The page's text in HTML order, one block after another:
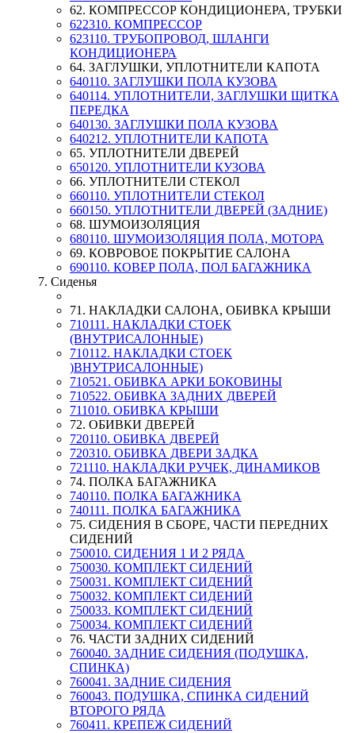
62. КОМПРЕССОР КОНДИЦИОНЕРА, ТРУБКИ
622310. КОМПРЕССОР
623110. ТРУБОПРОВОД, ШЛАНГИ
КОНДИЦИОНЕРА
64. ЗАГЛУШКИ, УПЛОТНИТЕЛИ КАПОТА
640110. ЗАГЛУШКИ ПОЛА КУЗОВА
640114. УПЛОТНИТЕЛИ, ЗАГЛУШКИ ЩИТКА
ПЕРЕДКА
640130. ЗАГЛУШКИ ПОЛА КУЗОВА
640212. УПЛОТНИТЕЛИ КАПОТА
65. УПЛОТНИТЕЛИ ДВЕРЕЙ
650120. УПЛОТНИТЕЛИ КУЗОВА
66. УПЛОТНИТЕЛИ СТЕКОЛ
660110. УПЛОТНИТЕЛИ СТЕКОЛ
660150. УПЛОТНИТЕЛИ ДВЕРЕЙ (ЗАДНИЕ)
68. ШУМОИЗОЛЯЦИЯ
680110. ШУМОИЗОЛЯЦИЯ ПОЛА, МОТОРА
69. КОВРОВОЕ ПОКРЫТИЕ САЛОНА
690110. КОВЕР ПОЛА, ПОЛ БАГАЖНИКА
7. Сиденья
71. НАКЛАДКИ САЛОНА, ОБИВКА КРЫШИ
710111. НАКЛАДКИ СТОЕК
(ВНУТРИСАЛОННЫЕ)
710112. НАКЛАДКИ СТОЕК
)ВНУТРИСАЛОННЫЕ)
710521. ОБИВКА АРКИ БОКОВИНЫ
710522. ОБИВКА ЗАДНИХ ДВЕРЕЙ
711010. ОБИВКА КРЫШИ
72. ОБИВКИ ДВЕРЕЙ
720110. ОБИВКА ДВЕРЕЙ
720310. ОБИВКА ДВЕРИ ЗАДКА
721110. НАКЛАДКИ РУЧЕК, ДИНАМИКОВ
74. ПОЛКА БАГАЖНИКА
740110. ПОЛКА БАГАЖНИКА
740111. ПОЛКА БАГАЖНИКА
75. СИДЕНИЯ В СБОРЕ, ЧАСТИ ПЕРЕДНИХ
СИДЕНИЙ
750010. СИДЕНИЯ 1 И 2 РЯДА
750030. КОМПЛЕКТ СИДЕНИЙ
750031. КОМПЛЕКТ СИДЕНИЙ
750032. КОМПЛЕКТ СИДЕНИЙ
750033. КОМПЛЕКТ СИДЕНИЙ
750034. КОМПЛЕКТ СИДЕНИЙ
76. ЧАСТИ ЗАДНИХ СИДЕНИЙ
760040. ЗАДНИЕ СИДЕНИЯ (ПОДУШКА,
СПИНКА)
760041. ЗАДНИЕ СИДЕНИЯ
760043. ПОДУШКА, СПИНКА СИДЕНИЙ
ВТОРОГО РЯДА
760411. КРЕПЕЖ СИДЕНИЙ